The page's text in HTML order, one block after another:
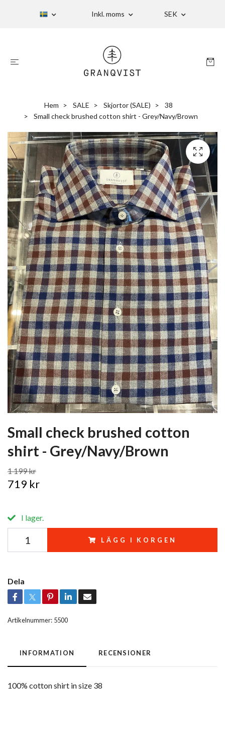
Inkl. moms SEK
Hem SALE Skjortor (SALE)
38
Small check brushed cotton shirt - Grey/Navy/Brown
Small check brushed cotton
shirt - Grey/Navy/Brown
1 199 kr
719 kr
I lager.
LÄGG I KORGEN
Dela
Artikelnummer: 5500
INFORMATION RECENSIONER
100% cotton shirt in size 38